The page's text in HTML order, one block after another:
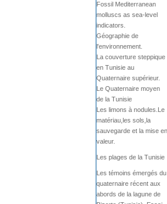
Fossil Mediterranean
molluscs as sea-level
indicators.
Géographie de
l'environnement.
La couverture steppique
en Tunisie au
Quaternaire supérieur.
Le Quaternaire moyen
de la Tunisie
Les limons à nodules.Le
matériau,les sols,la
sauvegarde et la mise en
valeur.
Les plages de la Tunisie
Les témoins émergés du
quaternaire récent aux
abords de la lagune de